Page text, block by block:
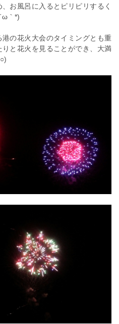
お風呂に入るとピリピリするく
｀*)
の花火大会のタイミングとも重
と花火を見ることができ、大満